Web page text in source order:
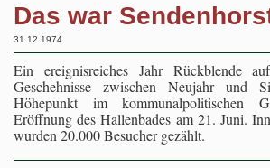
Das war
31.12.1974
Ein ereignisreiches Jahr Rückblende
Geschehnisse zwischen Neujahr und
Höhepunkt im kommunalpolitischen
Eröffnung des Hallenbades am 21. Juni.
wurden 20.000 Besucher gezählt.